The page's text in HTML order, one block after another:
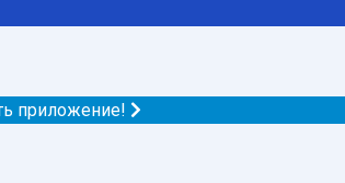
приложение!